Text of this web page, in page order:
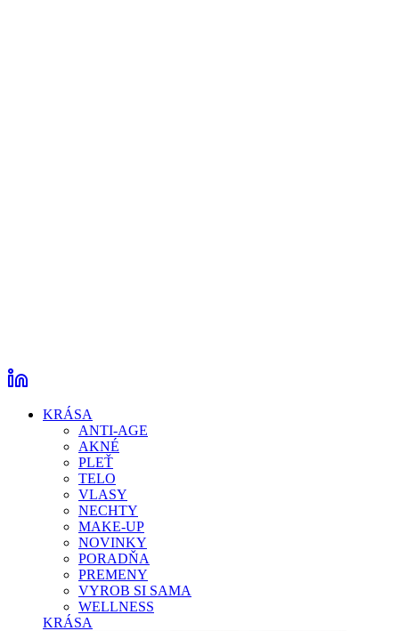
KRÁSA
ANTI-AGE
AKNÉ
PLEŤ
TELO
VLASY
NECHTY
MAKE-UP
NOVINKY
PORADŇA
PREMENY
VYROB SI SAMA
WELLNESS
KRÁSA